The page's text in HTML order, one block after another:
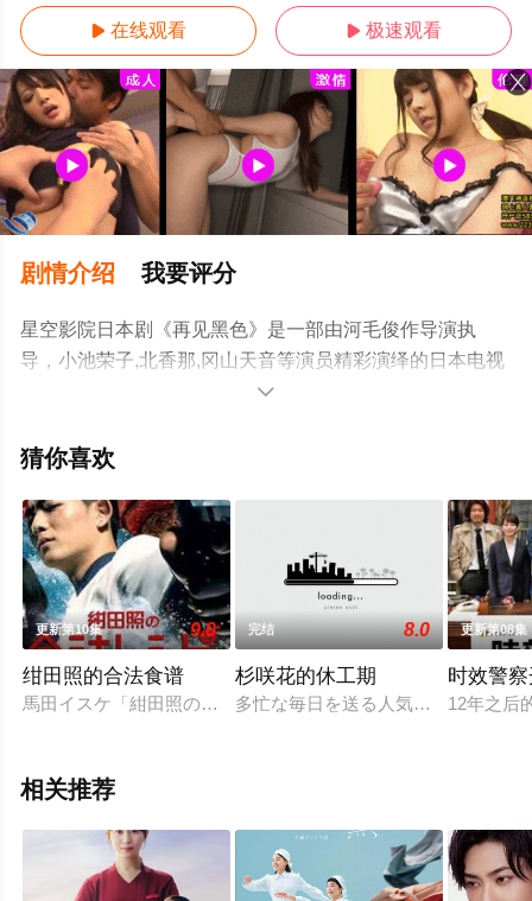
 在线观看  极速观看
剧情介绍 我要评分
星空影院日本剧《再见黑色》是一部由河毛俊作导演执
导，小池荣子,北香那,冈山天音等演员精彩演绎的日本电视
剧，大结局剧情已揭晓（1-1全集），免费观看高清未删减
观看，更多剧情信息可移步至豆瓣电视剧、电视猫或剧情

猜你喜欢
更新第10集 9.0
绀田照的合法食谱
馬田イスケ「紺田照の合法レシピ」の実写ドラマ化が決定した
完结 8.0
杉咲花的休工期
多忙な毎日を送る人気俳優・杉咲花
更新第08集
时效警
12年之后
相关推荐